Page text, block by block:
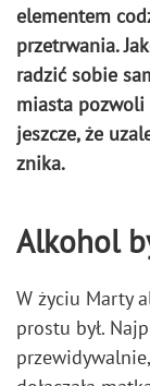
elementem
przetrwania.
radzić sobie
miasta pozwoli
jeszcze, że
znika.
Alkohol
W życiu Marty
prostu był.